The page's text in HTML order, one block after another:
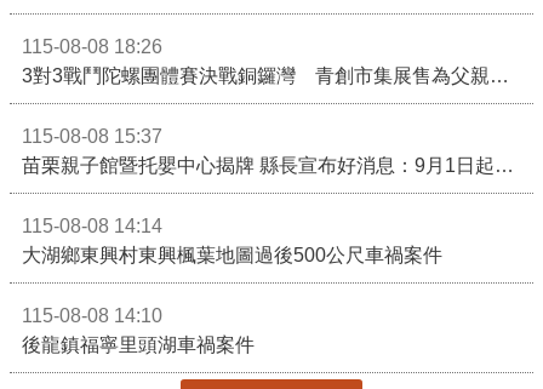
115-08-08 18:26
3對3戰鬥陀螺團體賽決戰銅鑼灣 青創市集展售為父親節增添繽紛
115-08-08 15:37
苗栗親子館暨托嬰中心揭牌 縣長宣布好消息：9月1日起調降臨時托嬰費用
115-08-08 14:14
大湖鄉東興村東興楓葉地圖過後500公尺車禍案件
115-08-08 14:10
後龍鎮福寧里頭湖車禍案件